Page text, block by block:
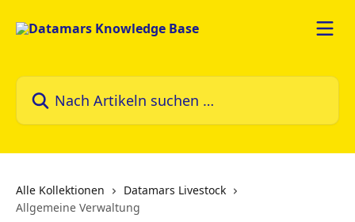
Nach Artikeln suchen …
Alle Kollektionen
Datamars Livestock
Allgemeine Verwaltung